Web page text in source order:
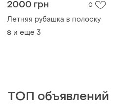
2000 грн 0
Летняя рубашка в полоску
S и еще 3
ТОП объявлений